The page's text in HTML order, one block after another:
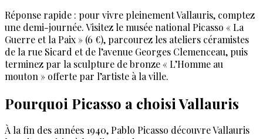
Réponse rapide : pour vivre pleinement Vallauris, comptez
une demi-journée. Visitez le musée national Picasso « La
Guerre et la Paix » (6 €), parcourez les ateliers céramistes
de la rue Sicard et de l’avenue Georges Clemenceau, puis
terminez par la sculpture de bronze « L’Homme au
mouton » offerte par l’artiste à la ville.
Pourquoi Picasso a choisi Vallauris
À la fin des années 1940, Pablo Picasso découvre Vallauris